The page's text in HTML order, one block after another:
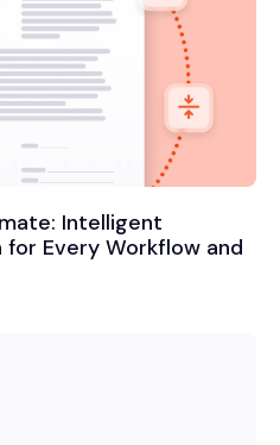
Intelligent
Every Workflow and